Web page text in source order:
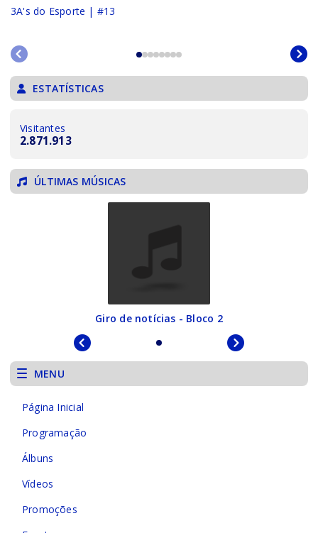
3A's do Esporte | #13
ESTATÍSTICAS
Visitantes
2.871.913
ÚLTIMAS MÚSICAS
Giro de notícias - Bloco 2
MENU
Página Inicial
Programação
Álbuns
Vídeos
Promoções